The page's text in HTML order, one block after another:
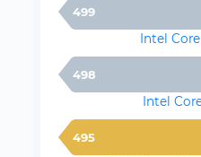
499
Intel
498
Intel
495